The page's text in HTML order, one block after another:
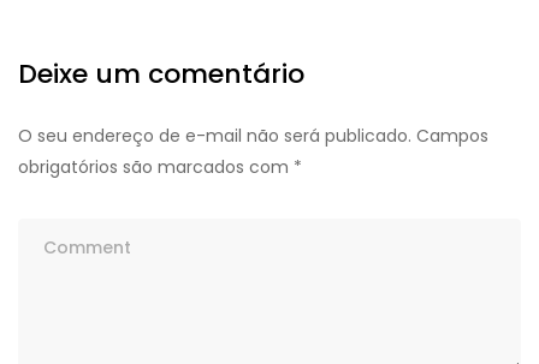
Deixe um comentário
O seu endereço de e-mail não será publicado. Campos
obrigatórios são marcados com *